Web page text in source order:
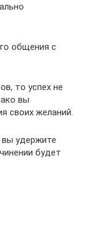
общения с
то успех не
вы
своих желаний.
удержите
будет